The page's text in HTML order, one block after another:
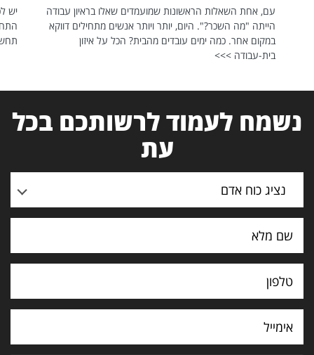
עם, אחת השאלות הראשונות שמועמדים שאלו בראיון עבודה
הייתה "מה השכר?". היום, יותר ויותר אנשים מתחילים דווקא
במקום אחר. כמה ימים עובדים מהבית? הכל על איזון
בית-עבודה >>>
יש
נשמח לעמוד לרשותכם בכל
עת
נציג כוח אדם